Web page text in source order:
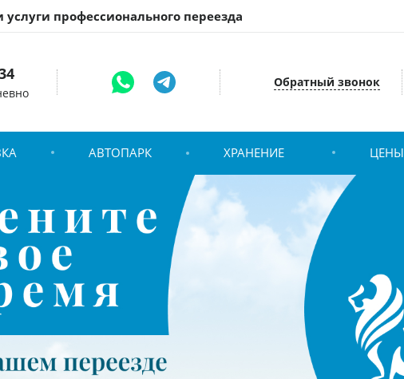
услуги профессионального переезда
Обратный звонок
АВТОПАРК ХРАНЕНИЕ ЦЕНЫ